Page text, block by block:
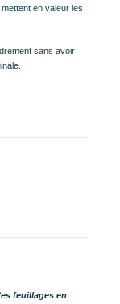
en valeur les
sans avoir
feuillages en